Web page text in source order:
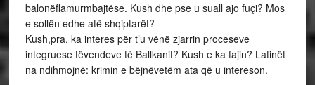
balonëflamurmbajtëse. Kush dhe pse u suall ajo fuçi? Mos
e sollën edhe atë shqiptarët?
Kush,pra, ka interes për t’u vënë zjarrin proceseve
integruese tëvendeve të Ballkanit? Kush e ka fajin? Latinët
na ndihmojnë: krimin e bëjnëvetëm ata që u intereson.